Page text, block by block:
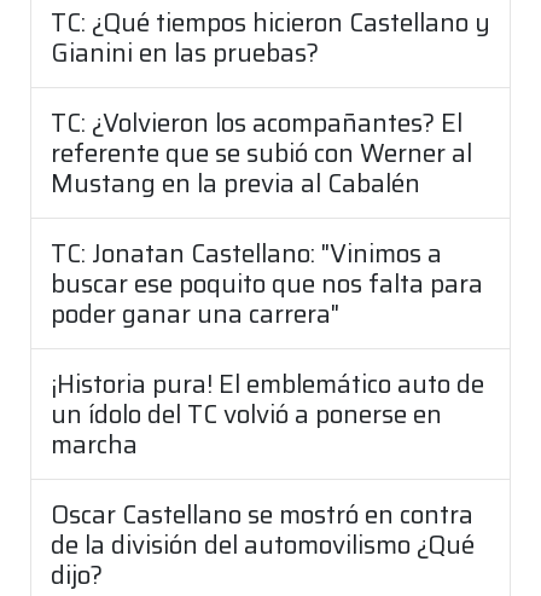
TC: ¿Qué tiempos hicieron Castellano y
Gianini en las pruebas?
TC: ¿Volvieron los acompañantes? El
referente que se subió con Werner al
Mustang en la previa al Cabalén
TC: Jonatan Castellano: "Vinimos a
buscar ese poquito que nos falta para
poder ganar una carrera"
¡Historia pura! El emblemático auto de
un ídolo del TC volvió a ponerse en
marcha
Oscar Castellano se mostró en contra
de la división del automovilismo ¿Qué
dijo?